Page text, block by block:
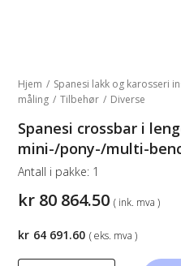
Hjem / Spanesi lakk og karosseri
måling / Tilbehør / Diverse
Spanesi crossbar i
mini-/pony-/multi-
kr 80 864.50 ( ink. mva )
Antall i pakke: 1
kr 64 691.60 ( eks. mva )